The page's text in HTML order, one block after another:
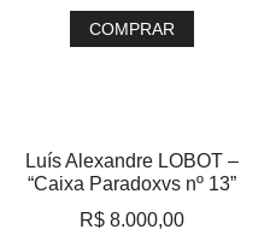
COMPRAR
Luís Alexandre LOBOT –
“Caixa Paradoxvs nº 13”
R$ 8.000,00